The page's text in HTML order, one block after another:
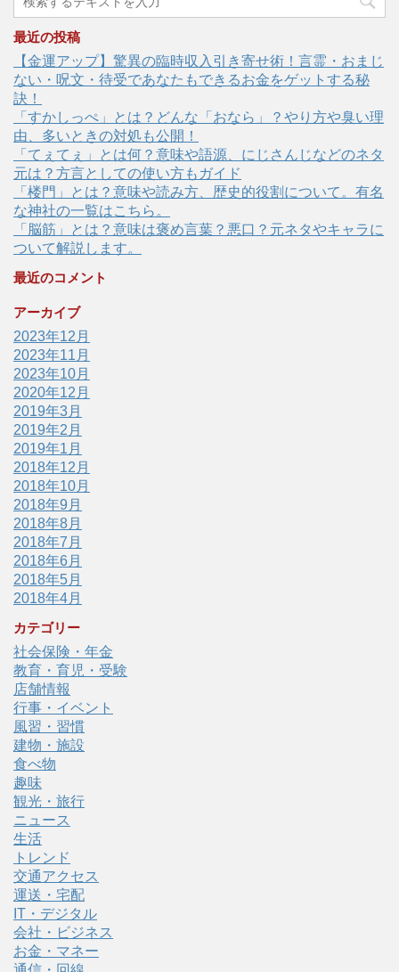
最近の投稿
【金運アップ】驚異の臨時収入引き寄せ術！言霊・おまじ
ない・呪文・待受であなたもできるお金をゲットする秘
訣！
「すかしっぺ」とは？どんな「おなら」？やり方や臭い理
由、多いときの対処も公開！
「てぇてぇ」とは何？意味や語源、にじさんじなどのネタ
元は？方言としての使い方もガイド
「楼門」とは？意味や読み方、歴史的役割について。有名
な神社の一覧はこちら。
「脳筋」とは？意味は褒め言葉？悪口？元ネタやキャラに
ついて解説します。
最近のコメント
アーカイブ
2023年12月
2023年11月
2023年10月
2020年12月
2019年3月
2019年2月
2019年1月
2018年12月
2018年10月
2018年9月
2018年8月
2018年7月
2018年6月
2018年5月
2018年4月
カテゴリー
社会保険・年金
教育・育児・受験
店舗情報
行事・イベント
風習・習慣
建物・施設
食べ物
趣味
観光・旅行
ニュース
生活
トレンド
交通アクセス
運送・宅配
IT・デジタル
会社・ビジネス
お金・マネー